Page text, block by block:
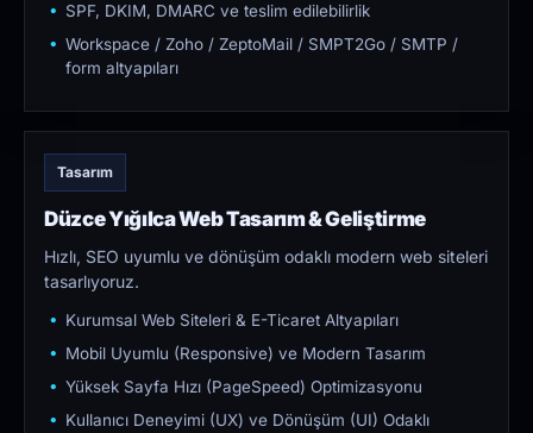
SPF, DKIM, DMARC ve teslim edilebilirlik
Workspace / Zoho / ZeptoMail / SMPT2Go / SMTP /
form altyapıları
Tasarım
Düzce Yığılca Web Tasarım & Geliştirme
Hızlı, SEO uyumlu ve dönüşüm odaklı modern web siteleri
tasarlıyoruz.
Kurumsal Web Siteleri & E-Ticaret Altyapıları
Mobil Uyumlu (Responsive) ve Modern Tasarım
Yüksek Sayfa Hızı (PageSpeed) Optimizasyonu
Kullanıcı Deneyimi (UX) ve Dönüşüm (UI) Odaklı